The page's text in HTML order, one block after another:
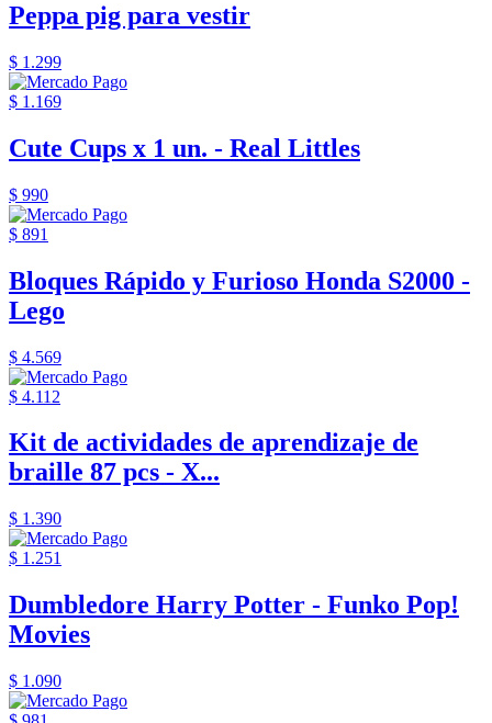
Peppa pig para vestir
$ 1.299
$ 1.169
Cute Cups x 1 un. - Real Littles
$ 990
$ 891
Bloques Rápido y Furioso Honda S2000 -
Lego
$ 4.569
$ 4.112
Kit de actividades de aprendizaje de
braille 87 pcs - X...
$ 1.390
$ 1.251
Dumbledore Harry Potter - Funko Pop!
Movies
$ 1.090